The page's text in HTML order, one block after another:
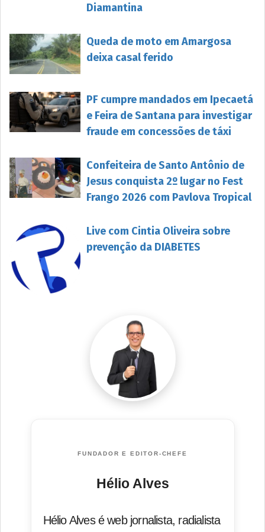
Diamantina
Queda de moto em Amargosa
deixa casal ferido
PF cumpre mandados em Ipecaetá
e Feira de Santana para investigar
fraude em concessões de táxi
Confeiteira de Santo Antônio de
Jesus conquista 2º lugar no Fest
Frango 2026 com Pavlova Tropical
Live com Cintia Oliveira sobre
prevenção da DIABETES
FUNDADOR E EDITOR-CHEFE
Hélio Alves
Hélio Alves é web jornalista, radialista